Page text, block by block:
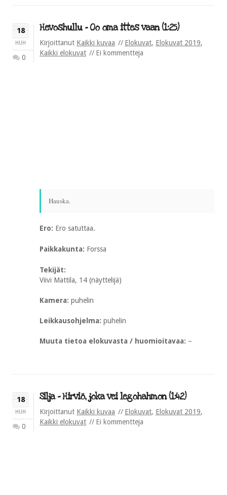
18
HUH
0
Hevoshullu – Oo oma ittes vaan (1:25)
Kirjoittanut Kaikki kuvaa Elokuvat, Elokuvat 2019,
Kaikki elokuvat
Ei kommentteja
Hauska.
Ero: Ero satuttaa.
Paikkakunta: Forssa
Tekijät:
Viivi Mattila, 14 (näyttelijä)
Kamera: puhelin
Leikkausohjelma: puhelin
Muuta tietoa elokuvasta / huomioitavaa: –
18
HUH
0
Silja – Hirviö, joka vei legohahmon (1:42)
Kirjoittanut Kaikki kuvaa Elokuvat, Elokuvat 2019,
Kaikki elokuvat
Ei kommentteja